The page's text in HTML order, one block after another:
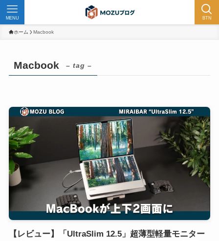
BTN
MENU
ホーム Macbook
Macbook – tag –
【レビュー】「UltraSlim 12.5」超薄型軽量モニター